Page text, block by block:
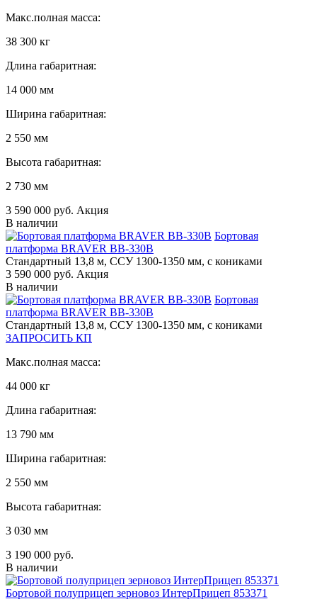
Макс.полная масса:
38 300 кг
Длина габаритная:
14 000 мм
Ширина габаритная:
2 550 мм
Высота габаритная:
2 730 мм
3 590 000 руб. Акция
В наличии
Бортовая
платформа BRAVER BB-330B
Стандартный 13,8 м, ССУ 1300-1350 мм, с кониками
3 590 000 руб. Акция
В наличии
Бортовая
платформа BRAVER BB-330B
Стандартный 13,8 м, ССУ 1300-1350 мм, с кониками
ЗАПРОСИТЬ КП
Макс.полная масса:
44 000 кг
Длина габаритная:
13 790 мм
Ширина габаритная:
2 550 мм
Высота габаритная:
3 030 мм
3 190 000 руб.
В наличии
Бортовой полуприцеп зерновоз ИнтерПрицеп 853371